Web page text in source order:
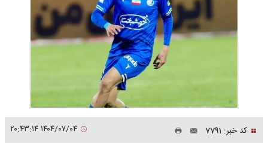
کد خبر: 7791